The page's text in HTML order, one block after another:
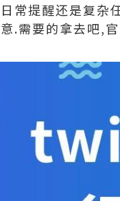
常提醒还是复杂
.需要的拿去吧,